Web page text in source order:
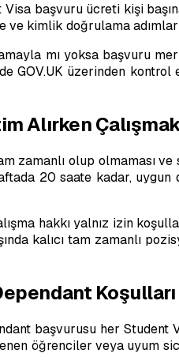
başvuru ücreti kişi
ve kimlik doğrulama
mı yoksa başvuru
GOV.UK üzerinden
Alırken
zamanlı olup olmaması
20 saate kadar, uygun
hakkı yalnız izin
kalıcı tam zamanlı
Koşulları
başvurusu her
öğrenciler veya uyum